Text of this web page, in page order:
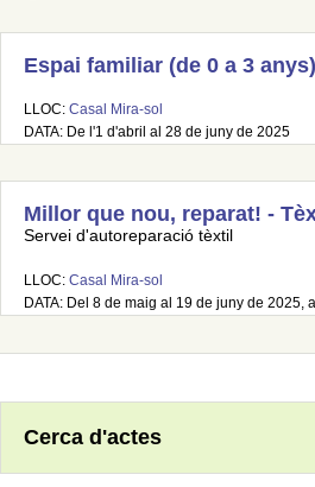
Espai familiar (de 0 a 3 anys)
LLOC: Casal Mira-sol
DATA: De l'1 d'abril al 28 de juny de 2025
Millor que nou, reparat! -
Servei d'autoreparació tèxtil
LLOC: Casal Mira-sol
DATA: Del 8 de maig al 19 de juny de 2025,
Cerca d'actes